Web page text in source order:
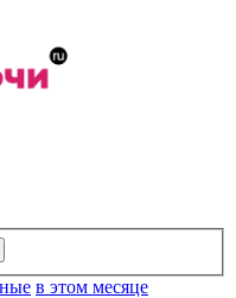
в этом месяце